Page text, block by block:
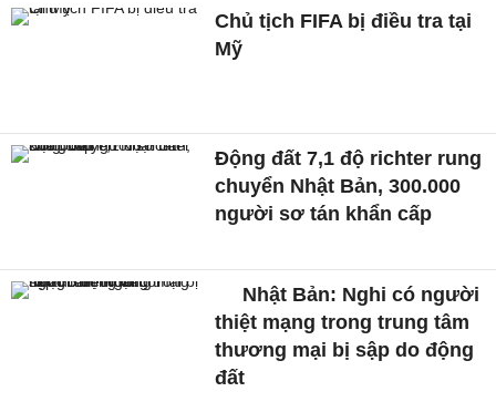
Chủ tịch FIFA bị điều tra tại
Mỹ
Động đất 7,1 độ richter rung
chuyển Nhật Bản, 300.000
người sơ tán khẩn cấp
Nhật Bản: Nghi có người
thiệt mạng trong trung tâm
thương mại bị sập do động
đất